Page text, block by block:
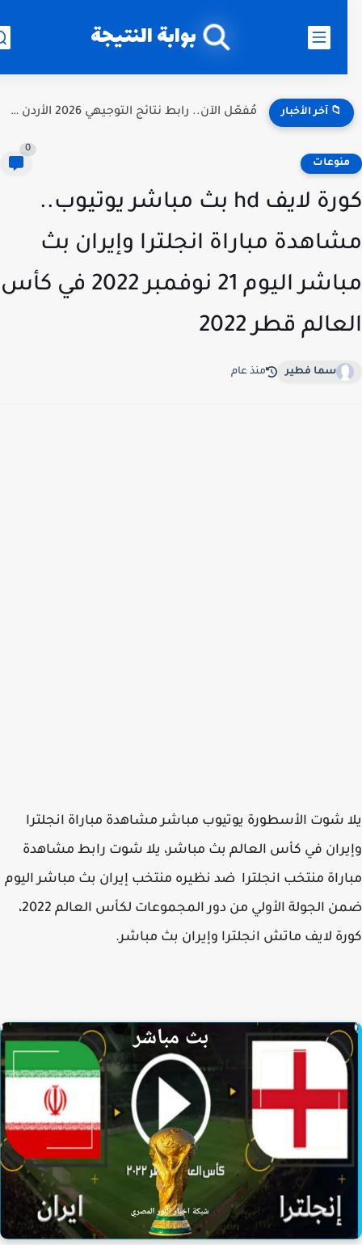
بوابة النتيجة
📁 آخر الأخبار مُفعّل الآن.. رابط نتائج التوجيهي 2026 الأردن برقم الجلوس عبر...
كورة لايف hd بث مباشر يوتيوب..
مباراة انجلترا وإيران بث
مباشر اليوم 21 نوفمبر 2022 في كأس
قطر 2022
سما فطير منذ عام
شوت الأسطورة يوتيوب مباشر مشاهدة مباراة انجلترا
في كأس العالم بث مباشر، يلا شوت رابط مشاهدة
منتخب انجلترا ضد نظيره منتخب إيران بث مباشر اليوم
ضمن الجولة الأولي من دور المجموعات لكأس العالم 2022،
لايف ماتش انجلترا وإيران بث مباشر.